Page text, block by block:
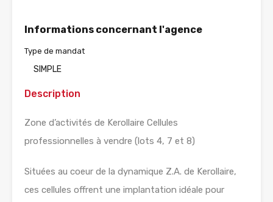
Informations concernant l'agence
Type de mandat
SIMPLE
Description
Zone d’activités de Kerollaire Cellules
professionnelles à vendre (lots 4, 7 et 8)
Situées au coeur de la dynamique Z.A. de Kerollaire,
ces cellules offrent une implantation idéale pour